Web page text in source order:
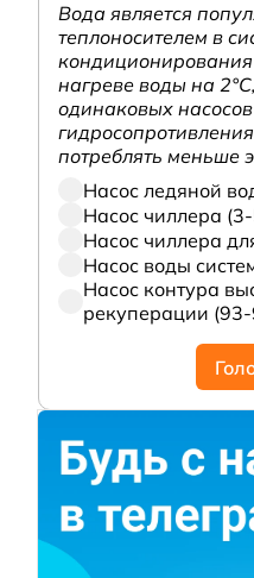
Вода является
теплоносителем в
нагреве воды на
одинаковых
потреблять меньше
Насос ледяной
Насос чиллера (3-
Насос чиллера
Насос воды
Насос контура
рекуперации (93-